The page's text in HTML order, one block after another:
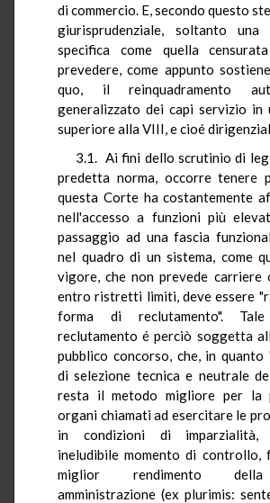
di commercio. E, secondo questo
giurisprudenziale, soltanto una
specifica come quella
prevedere, come appunto
quo, il reinquadramento
generalizzato dei capi servizio in
superiore alla VIII, e cioé
3.1. Ai fini dello scrutinio di
predetta norma, occorre tenere
questa Corte ha costantemente
nell'accesso a funzioni più
passaggio ad una fascia
nel quadro di un sistema, come
vigore, che non prevede carriere
entro ristretti limiti, deve essere
forma di reclutamento".
reclutamento é perciò soggetta
pubblico concorso, che, in quanto
di selezione tecnica e neutrale
resta il metodo migliore per la
organi chiamati ad esercitare le
in condizioni di imparzialità,
ineludibile momento di controllo,
miglior rendimento
amministrazione (ex plurimis: